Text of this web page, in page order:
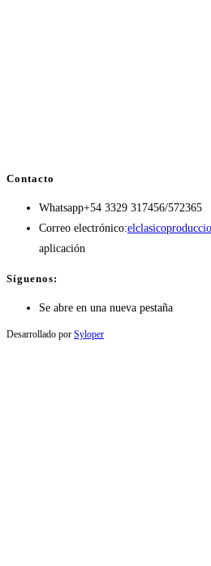
Contacto
Whatsapp+54 3329 317456/572365
Correo electrónico:
aplicación
Síguenos:
Se abre en una nueva pestaña
Desarrollado por Syloper